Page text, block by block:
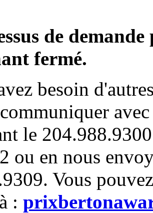
de
fermé.
besoin
le
ou en nous
Vous
: